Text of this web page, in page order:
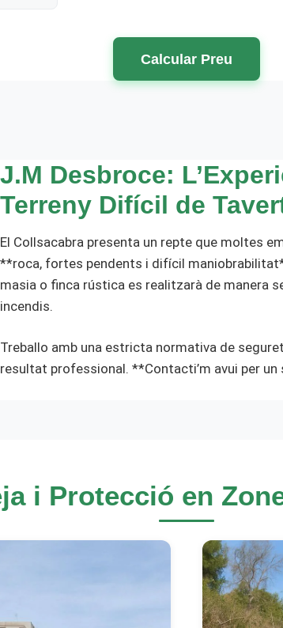
Calcular Preu
J.M Desbroce:
Terreny Difícil de
El Collsacabra presenta un repte que moltes
**roca, fortes pendents i difícil
masia o finca rústica es realitzarà de manera
incendis.
Treballo amb una estricta normativa de
resultat professional. **Contacti’m avui per un
i Protecció en